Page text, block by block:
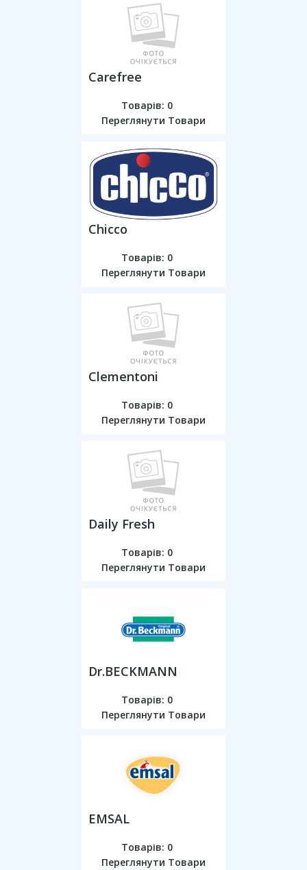
Carefree
Товарів: 0
Переглянути Товари
Chicco
Товарів: 0
Переглянути Товари
Clementoni
Товарів: 0
Переглянути Товари
Daily Fresh
Товарів: 0
Переглянути Товари
Dr.BECKMANN
Товарів: 0
Переглянути Товари
EMSAL
Товарів: 0
Переглянути Товари